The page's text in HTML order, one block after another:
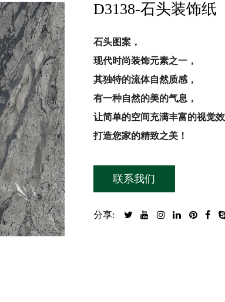
D3138-石头装饰纸
石头图案，
现代时尚装饰元素之一，
其独特的流体自然质感，
有一种自然的美的气息，
让简单的空间充满丰富的视觉
打造您家的精致之美！
联系我们
分享: